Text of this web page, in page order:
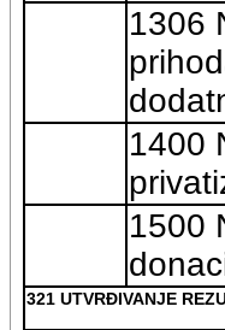
1306
1400
1500
321 UTVRĐIVANJE